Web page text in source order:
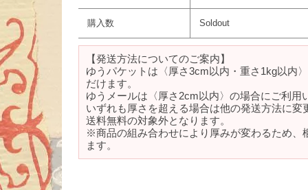
購入数 Soldout
【発送方法についてのご案内】
ゆうパケットは〈厚さ3cm以内・重さ1kg以内
だけます。
ゆうメールは〈厚さ2cm以内〉の場合にご利用
いずれも厚さを超える場合は他の発送方法に変
送料無料の対象外となります。
※商品の組み合わせにより厚みが変わるため、
ます。